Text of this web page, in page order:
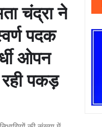
चंद्रा ने
पदक
ओपन
रही पकड़